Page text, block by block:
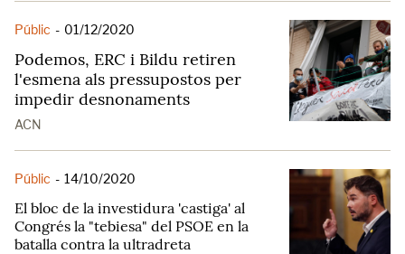
Públic - 01/12/2020
Podemos, ERC i Bildu retiren
l'esmena als pressupostos per
impedir desnonaments
ACN
Públic - 14/10/2020
El bloc de la investidura 'castiga' al
Congrés la "tebiesa" del PSOE en la
batalla contra la ultradreta